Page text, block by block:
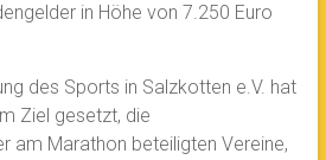
in Höhe von 7.250 Euro
des Sports in Salzkotten e.V. hat
Ziel gesetzt, die
am Marathon beteiligten Vereine,